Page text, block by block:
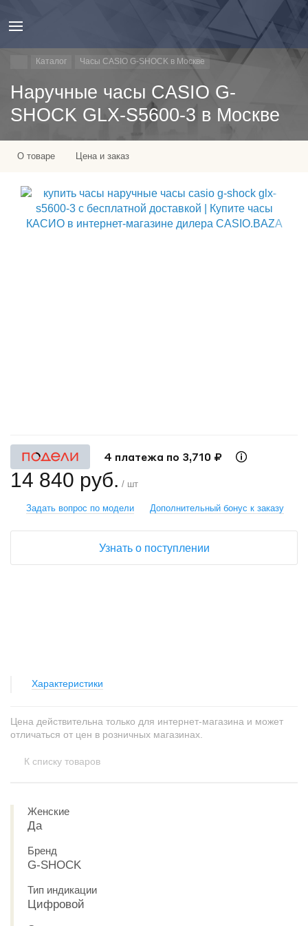
Каталог Часы CASIO G-SHOCK в Москве
Наручные часы CASIO G-
SHOCK GLX-S5600-3 в Москве
О товаре Цена и заказ
Характеристики
4 платежа по 3,710 ₽
14 840 руб. / шт
Задать вопрос по модели Дополнительный бонус к заказу
Узнать о поступлении
Цена действительна только для интернет-магазина и может
отличаться от цен в розничных магазинах.
К списку товаров
Женские
Да
Бренд
G-SHOCK
Тип индикации
Цифровой